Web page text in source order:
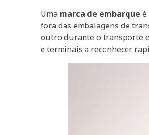
Uma marca de embarque é
fora das embalagens de
outro durante o transporte
e terminais a reconhecer